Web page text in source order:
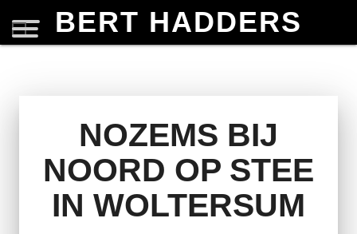
BERT HADDERS
NOZEMS BIJ
NOORD OP STEE
IN WOLTERSUM